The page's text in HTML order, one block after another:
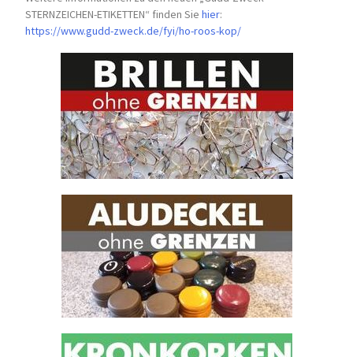
STERNZEICHEN-ETIKETTEN“ finden Siehier:
https://www.gudd-zweck.de/fyi/ho-roos-kop/